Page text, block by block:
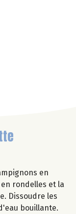
en
en rondelles et la
Dissoudre les
bouillante.